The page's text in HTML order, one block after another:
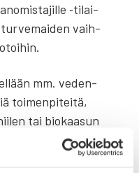
‑tilai­
tur­ve­mai­den vaih­
mm. veden­
toi­men­pi­tei­tä,
tai bio­kaa­sun
sekä aurinko‑,